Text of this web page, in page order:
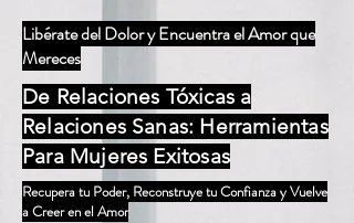
Libérate del Dolor y Encuentra el Amor que
Mereces
De Relaciones Tóxicas a
Relaciones Sanas: Herramientas
Para Mujeres Exitosas
Recupera tu Poder, Reconstruye tu Confianza y Vuelve
a Creer en el Amor